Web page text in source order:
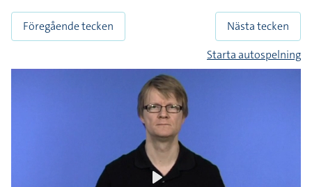
Föregående tecken
Nästa tecken
Starta autospelning